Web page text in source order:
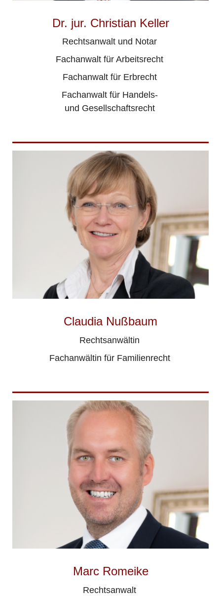
Dr. jur. Christian Keller
Rechtsanwalt und Notar
Fachanwalt für Arbeitsrecht
Fachanwalt für Erbrecht
Fachanwalt für Handels-
und Gesellschaftsrecht
Claudia Nußbaum
Rechtsanwältin
Fachanwältin für Familienrecht
Marc Romeike
Rechtsanwalt